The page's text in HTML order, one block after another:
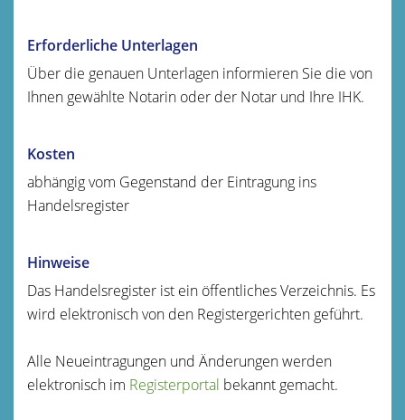
Erforderliche Unterlagen
Über die genauen Unterlagen informieren Sie die von
Ihnen gewählte Notarin oder der Notar und Ihre IHK.
Kosten
abhängig vom Gegenstand der Eintragung ins
Handelsregister
Hinweise
Das Handelsregister ist ein öffentliches Verzeichnis. Es
wird elektronisch von den Registergerichten geführt.
Alle Neueintragungen und Änderungen werden
elektronisch im Registerportal bekannt gemacht.